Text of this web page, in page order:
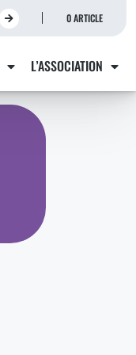
0 ARTICLE
L’ASSOCIATION